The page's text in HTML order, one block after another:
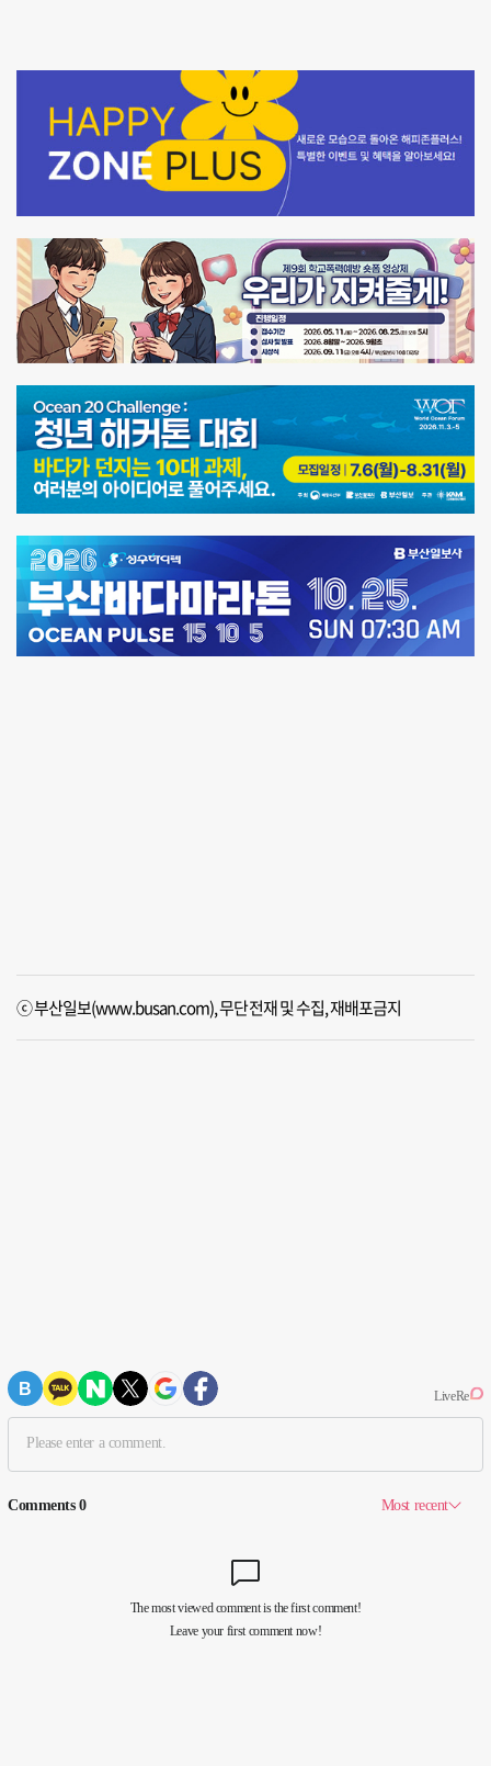
ⓒ 부산일보(www.busan.com), 무단전재 및 수집, 재배포금지